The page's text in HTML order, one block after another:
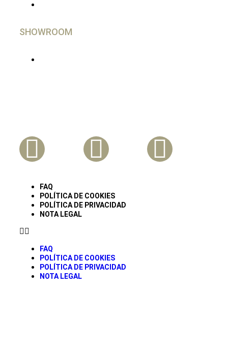
SHOWROOM
FAQ
POLÍTICA DE COOKIES
POLÍTICA DE PRIVACIDAD
NOTA LEGAL
FAQ
POLÍTICA DE COOKIES
POLÍTICA DE PRIVACIDAD
NOTA LEGAL